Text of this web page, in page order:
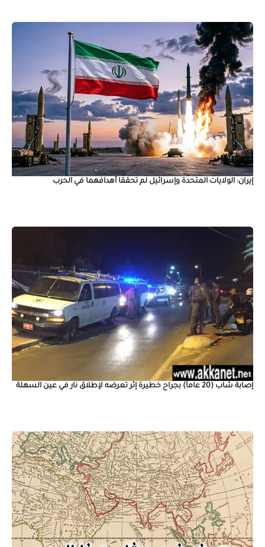
إيران: الولايات المتحدة وإسرائيل لم تحققا أهدافهما في الحرب
إصابة شاب (20 عاماً) بجراح خطيرة إثر تعرضه لإطلاق نار في عين السهلة